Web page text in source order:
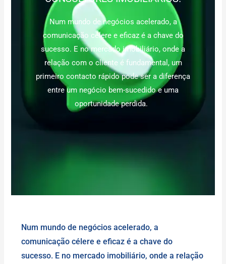
Num mundo de negócios acelerado, a
comunicação célere e eficaz é a chave do
sucesso. E no mercado imobiliário, onde a
relação com o cliente é fundamental, um
primeiro contacto rápido pode ser a diferença
entre um negócio bem-sucedido e uma
oportunidade perdida.
Num mundo de negócios acelerado, a
comunicação célere e eficaz é a chave do
sucesso. E no mercado imobiliário, onde a relação